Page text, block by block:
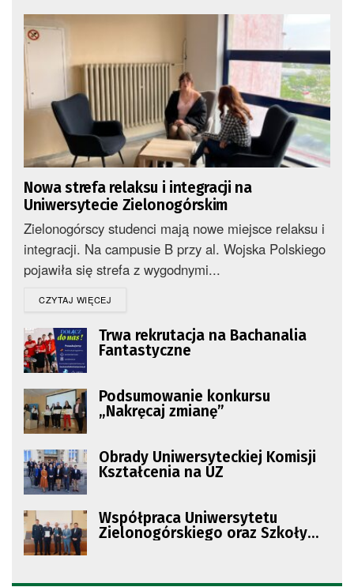
Nowa strefa relaksu i integracji na
Uniwersytecie Zielonogórskim
Zielonogórscy studenci mają nowe miejsce relaksu i
integracji. Na campusie B przy al. Wojska Polskiego
pojawiła się strefa z wygodnymi...
CZYTAJ WIĘCEJ
Trwa rekrutacja na Bachanalia
Fantastyczne
Podsumowanie konkursu
„Nakręcaj zmianę”
Obrady Uniwersyteckiej Komisji
Kształcenia na UZ
Współpraca Uniwersytetu
Zielonogórskiego oraz Szkoły